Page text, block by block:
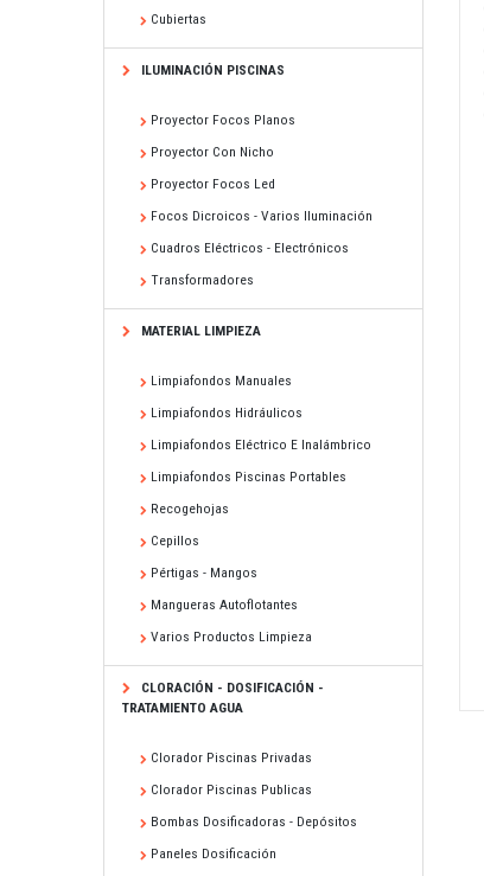
Cubiertas
ILUMINACIÓN PISCINAS
Proyector Focos Planos
Proyector Con Nicho
Proyector Focos Led
Focos Dicroicos - Varios Iluminación
Cuadros Eléctricos - Electrónicos
Transformadores
MATERIAL LIMPIEZA
Limpiafondos Manuales
Limpiafondos Hidráulicos
Limpiafondos Eléctrico E Inalámbrico
Limpiafondos Piscinas Portables
Recogehojas
Cepillos
Pértigas - Mangos
Mangueras Autoflotantes
Varios Productos Limpieza
CLORACIÓN - DOSIFICACIÓN -
TRATAMIENTO AGUA
Clorador Piscinas Privadas
Clorador Piscinas Publicas
Bombas Dosificadoras - Depósitos
Paneles Dosificación